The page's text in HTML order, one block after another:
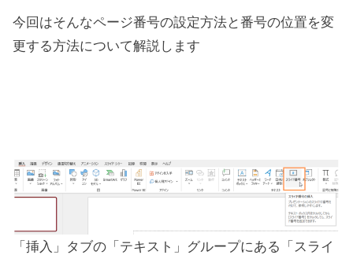
今回はそんなページ番号の設定方法と番号の位置を変
更する方法について解説します
「挿入」タブの「テキスト」グループにある「スライ